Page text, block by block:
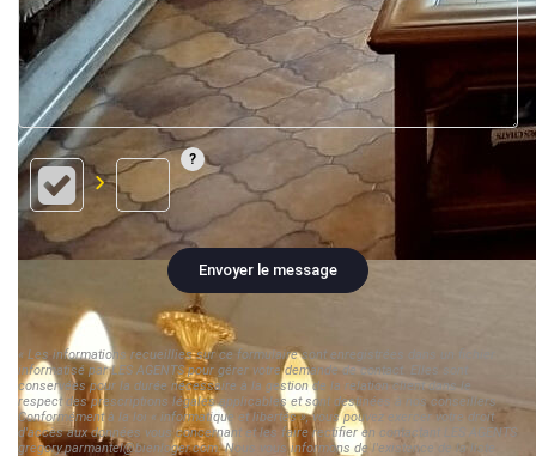
Envoyer le message
« Les informations recueillies sur ce formulaire sont enregistrées dans un fichier
informatisé par LES AGENTS pour gérer votre demande de contact. Elles sont
conservées pour la durée nécessaire à la gestion de la relation client dans le
respect des prescriptions légales applicables et sont destinées à nos conseillers
Conformément à la loi « informatique et libertés », vous pouvez exercer votre droit
d'accès aux données vous concernant et les faire rectifier en contactant LES AGENTS
gregory.parmantel@bienloger.com. Nous vous informons de l'existence de la liste